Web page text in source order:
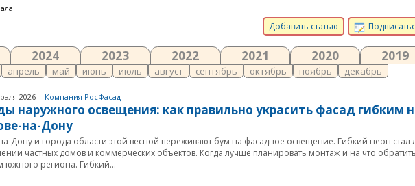
Добавить статью
2024 2023 2022 2021 2020 2019
апрель май июнь июль август сентябрь октябрь ноябрь декабрь
2026 | Компания РосФасад
наружного освещения: как правильно украсить фасад гибким
на-Дону
Дону и города области этой весной переживают бум на фасадное освещение. Гибкий неон стал
частных домов и коммерческих объектов. Когда лучше планировать монтаж и на что
южного региона. Гибкий...